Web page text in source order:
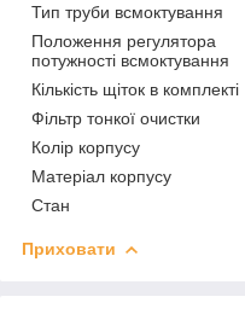
Тип труби всмоктування
Положення регулятора
потужності всмоктування
Кількість щіток в комплекті
Фільтр тонкої очистки
Колір корпусу
Матеріал корпусу
Стан
Приховати